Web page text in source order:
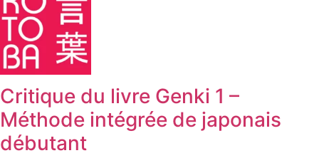
Critique du livre Genki 1 –
Méthode intégrée de japonais
débutant